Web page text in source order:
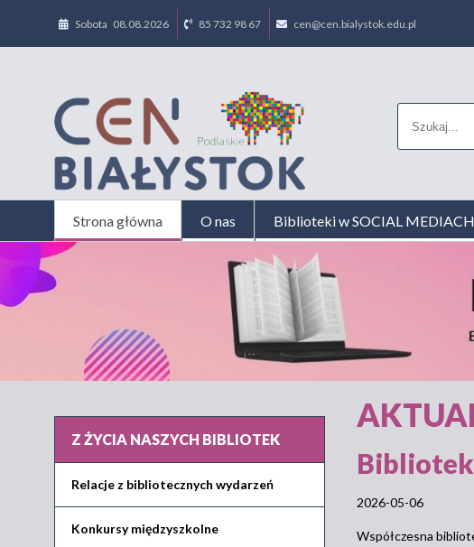
Sobota 08.08.2026 85 732 98 67 cen@cen.bialystok.edu.pl
Strona główna O nas Biblioteki w SOCIAL MEDIACH
Z ŻYCIA NASZYCH BIBLIOTEK
Relacje z bibliotecznych wydarzeń
Konkursy międzyszkolne
2026-05-06
Współczesna